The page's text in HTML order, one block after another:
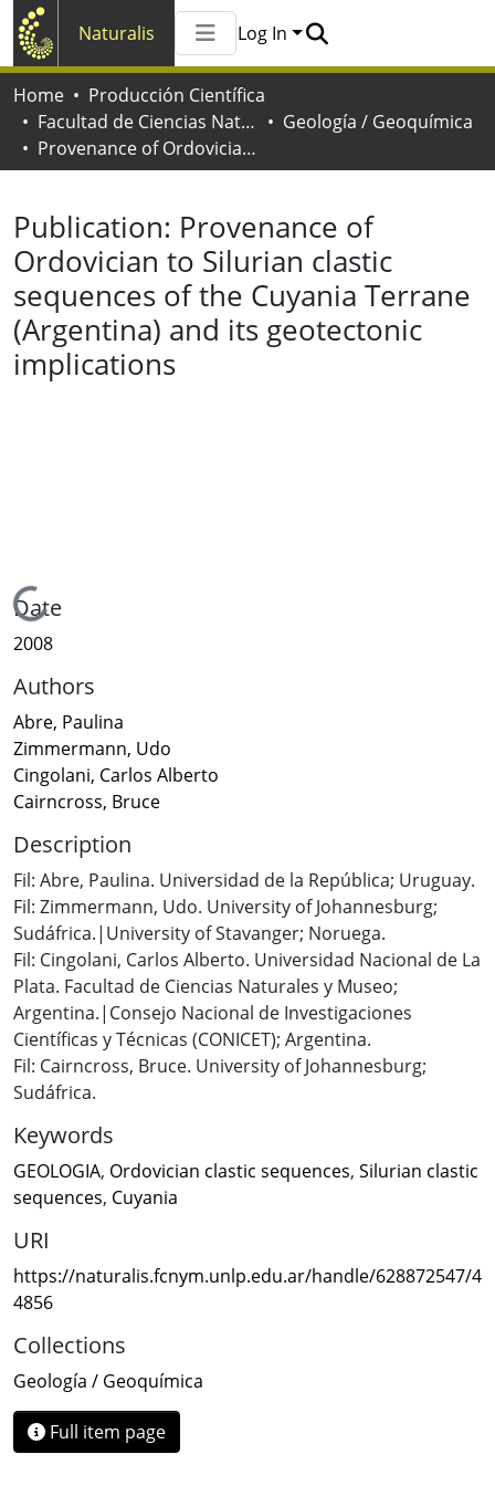
Naturalis
All of Naturalis
Log In
Home
Producción Científica
Facultad de Ciencias Naturales y Museo
Geología / Geoquímica
Provenance of Ordovician to Silurian clastic sequences of the Cuyania Terrane (Argentina) and its geotectonic implications
Publication: Provenance of
Ordovician to Silurian clastic
sequences of the Cuyania Terrane
(Argentina) and its geotectonic
implications
Loading...
Date
2008
Authors
Abre, Paulina
Zimmermann, Udo
Cingolani, Carlos Alberto
Cairncross, Bruce
Description
Fil: Abre, Paulina. Universidad de la República; Uruguay.
Fil: Zimmermann, Udo. University of Johannesburg;
Sudáfrica.|University of Stavanger; Noruega.
Fil: Cingolani, Carlos Alberto. Universidad Nacional de La
Plata. Facultad de Ciencias Naturales y Museo;
Argentina.|Consejo Nacional de Investigaciones
Científicas y Técnicas (CONICET); Argentina.
Fil: Cairncross, Bruce. University of Johannesburg;
Sudáfrica.
Keywords
GEOLOGIA, Ordovician clastic sequences, Silurian clastic
sequences, Cuyania
URI
https://naturalis.fcnym.unlp.edu.ar/handle/628872547/4
4856
Collections
Geología / Geoquímica
Full item page